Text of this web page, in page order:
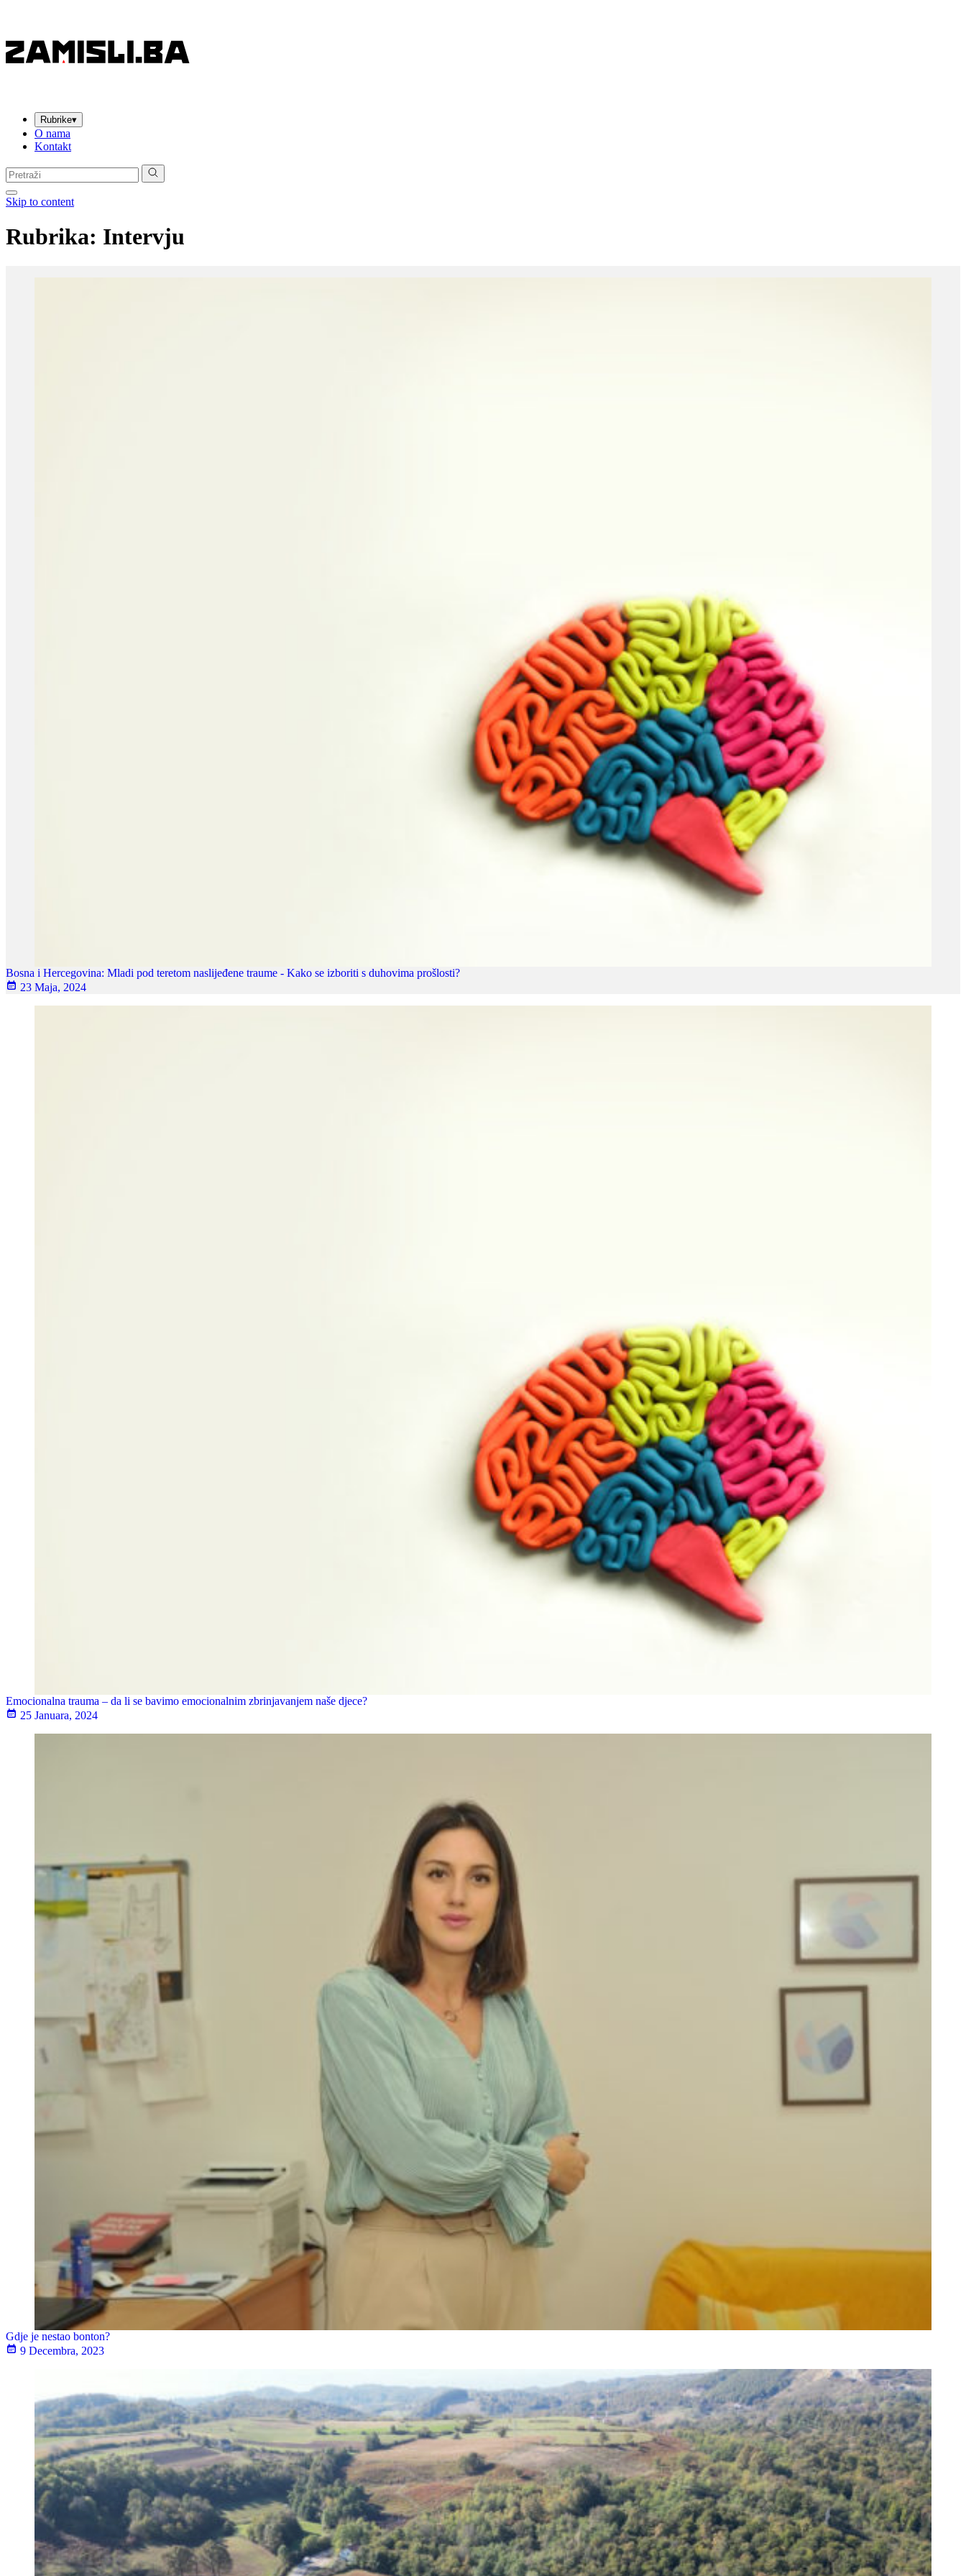
Rubrike▾
O nama
Kontakt
Pretraga:
Skip to content
Rubrika: Intervju
Bosna i Hercegovina: Mladi pod teretom naslijeđene traume - Kako se izboriti s duhovima prošlosti?
23 Maja, 2024
Emocionalna trauma – da li se bavimo emocionalnim zbrinjavanjem naše djece?
25 Januara, 2024
Gdje je nestao bonton?
9 Decembra, 2023